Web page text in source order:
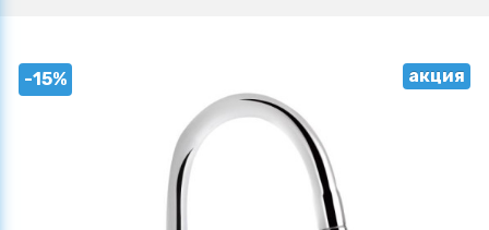
-15% акция